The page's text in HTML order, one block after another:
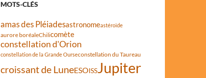
MOTS-CLÉS
amas des Pléiadesastronomeastéroïde
aurore boréaleChilicomète
constellation d'Orion
constellation de la Grande Ourseconstellation du Taureau
croissant de LuneESOISSJupiter